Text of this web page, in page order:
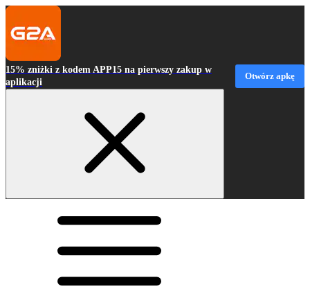
15% zniżki z kodem APP15 na pierwszy zakup w
aplikacji
Otwórz apkę